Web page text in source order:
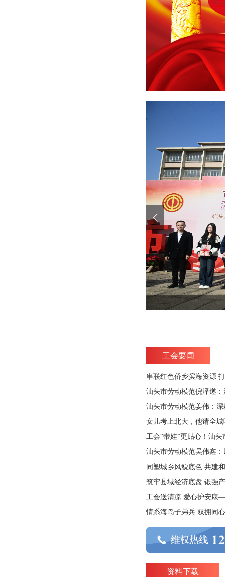
工会要闻
汕头市劳动模范倪泽遂
汕头市劳动模范姜伟：
女儿考上北大，他请全
工会“带娃”更贴心！汕
汕头市劳动模范吴伟鑫
资料下载